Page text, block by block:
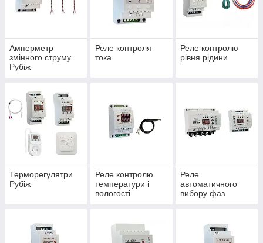
Амперметр
змінного струму
Рубіж
Реле контроля
тока
Реле контролю
рівня рідини
Терморегулятри
Рубіж
Реле контролю
температури і
вологості
Реле
автоматичного
вибору фаз